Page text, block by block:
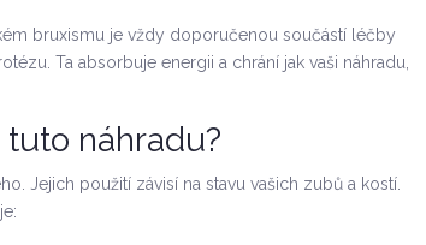
bruxismu je vždy doporučenou součástí léčby
Ta absorbuje energii a chrání jak vaši náhradu,
náhradu?
Jejich použití závisí na stavu vašich zubů a kostí.